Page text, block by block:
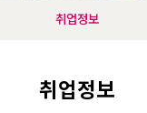
취업정보
취업정보